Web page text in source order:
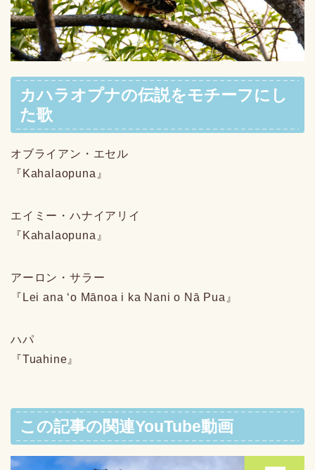
カハラオプナの伝説をモチーフにし
た歌
オブライアン・エセル
『Kahalaopuna』
エイミー・ハナイアリイ
『Kahalaopuna』
アーロン・サラー
『Lei ana ʻo Mānoa i ka Nani o Nā Pua』
ハパ
『Tuahine』
この記事の関連YouTube動画